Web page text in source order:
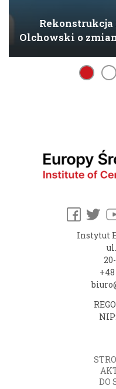
Olchowski o
Instytut
+48
DO